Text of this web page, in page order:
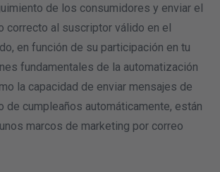
de los consumidores y enviar el
correcto al suscriptor válido en el
en función de su participación en tu
fundamentales de la automatización
la capacidad de enviar mensajes de
de cumpleaños automáticamente, están
marcos de marketing por correo